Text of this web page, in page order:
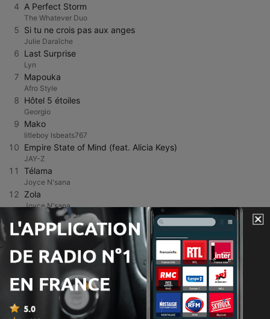
4 A Perfect Storm
The Whatever Duo
5 Si tu ne crois pas aux anges
Julie Daraîche
6 Last Surprise
Lyn
7 Mapouka
Afro Style
8 Hôtel 5 étoiles
Georgio
9 Mako
litleboy lsbeats767
10 Empire State of Mind (feat. Alicia Keys)
JAY-Z
11 Télama
Joyce N'sana
12 Zola
Joyce N'sana
Petit Enfant
Ks Bloom
Chronique D'Un Désastre
El Gaouli
15 Home
Medasin
16 Il fait chaud
Pauline Ester
17 Here Comes the Rain Again